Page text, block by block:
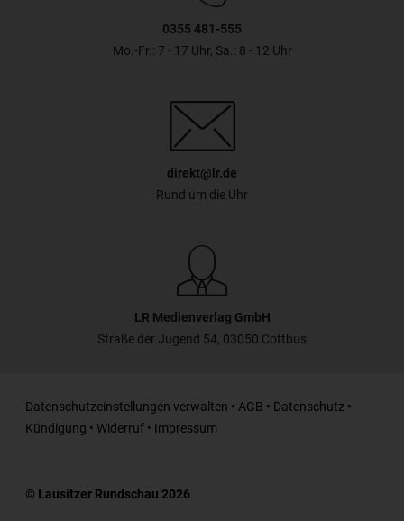
0355 481-555
Mo.-Fr.: 7 - 17 Uhr, Sa.: 8 - 12 Uhr
direkt@lr.de
Rund um die Uhr
LR Medienverlag GmbH
Straße der Jugend 54, 03050 Cottbus
© Lausitzer Rundschau 2026
Datenschutzeinstellungen verwalten • AGB • Datenschutz •
Kündigung • Widerruf • Impressum